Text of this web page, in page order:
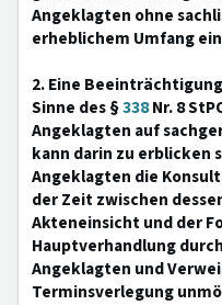
Angeklagten ohne
erheblichem Umfang
2. Eine
Sinne des §338Nr. 8
Angeklagten auf
kann darin zu erblicken
Angeklagten die
der Zeit zwischen
Akteneinsicht und der
Hauptverhandlung
Angeklagten und
Terminsverlegung